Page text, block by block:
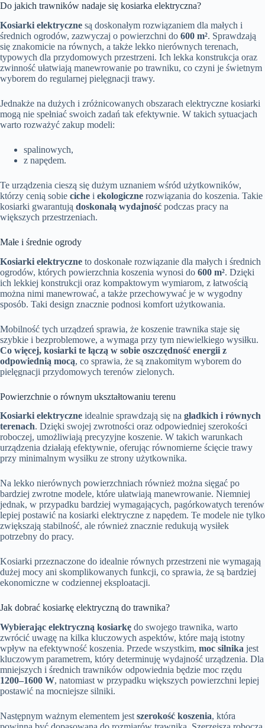
Do jakich trawników nadaje się kosiarka elektryczna?
Kosiarki elektryczne są doskonałym rozwiązaniem dla małych i
średnich ogrodów, zazwyczaj o powierzchni do 600 m². Sprawdzają
się znakomicie na równych, a także lekko nierównych terenach,
typowych dla przydomowych przestrzeni. Ich lekka konstrukcja oraz
zwinność ułatwiają manewrowanie po trawniku, co czyni je świetnym
wyborem do regularnej pielęgnacji trawy.
Jednakże na dużych i zróżnicowanych obszarach elektryczne kosiarki
mogą nie spełniać swoich zadań tak efektywnie. W takich sytuacjach
warto rozważyć zakup modeli:
spalinowych,
z napędem.
Te urządzenia cieszą się dużym uznaniem wśród użytkowników,
którzy cenią sobie ciche i ekologiczne rozwiązania do koszenia. Takie
kosiarki gwarantują doskonałą wydajność podczas pracy na
większych przestrzeniach.
Małe i średnie ogrody
Kosiarki elektryczne to doskonałe rozwiązanie dla małych i średnich
ogrodów, których powierzchnia koszenia wynosi do 600 m². Dzięki
ich lekkiej konstrukcji oraz kompaktowym wymiarom, z łatwością
można nimi manewrować, a także przechowywać je w wygodny
sposób. Taki design znacznie podnosi komfort użytkowania.
Mobilność tych urządzeń sprawia, że koszenie trawnika staje się
szybkie i bezproblemowe, a wymaga przy tym niewielkiego wysiłku.
Co więcej, kosiarki te łączą w sobie oszczędność energii z
odpowiednią mocą, co sprawia, że są znakomitym wyborem do
pielęgnacji przydomowych terenów zielonych.
Powierzchnie o równym ukształtowaniu terenu
Kosiarki elektryczne idealnie sprawdzają się na gładkich i równych
terenach. Dzięki swojej zwrotności oraz odpowiedniej szerokości
roboczej, umożliwiają precyzyjne koszenie. W takich warunkach
urządzenia działają efektywnie, oferując równomierne ścięcie trawy
przy minimalnym wysiłku ze strony użytkownika.
Na lekko nierównych powierzchniach również można sięgać po
bardziej zwrotne modele, które ułatwiają manewrowanie. Niemniej
jednak, w przypadku bardziej wymagających, pagórkowatych terenów
lepiej postawić na kosiarki elektryczne z napędem. Te modele nie tylko
zwiększają stabilność, ale również znacznie redukują wysiłek
potrzebny do pracy.
Kosiarki przeznaczone do idealnie równych przestrzeni nie wymagają
dużej mocy ani skomplikowanych funkcji, co sprawia, że są bardziej
ekonomiczne w codziennej eksploatacji.
Jak dobrać kosiarkę elektryczną do trawnika?
Wybierając elektryczną kosiarkę do swojego trawnika, warto
zwrócić uwagę na kilka kluczowych aspektów, które mają istotny
wpływ na efektywność koszenia. Przede wszystkim, moc silnika jest
kluczowym parametrem, który determinuję wydajność urządzenia. Dla
mniejszych i średnich trawników odpowiednia będzie moc rzędu
1200–1600 W, natomiast w przypadku większych powierzchni lepiej
postawić na mocniejsze silniki.
Następnym ważnym elementem jest szerokość koszenia, która